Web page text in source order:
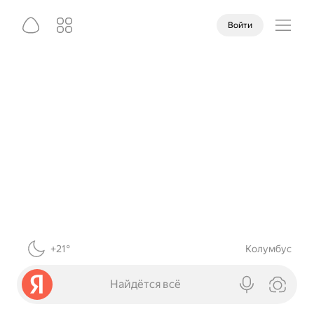
Войти
+21° Колумбус
Найдётся всё